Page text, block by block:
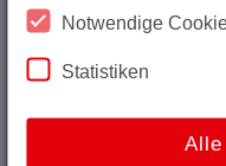
05.07.2018
Notwendige
Statistiken